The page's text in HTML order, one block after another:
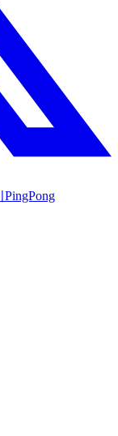
PingPong